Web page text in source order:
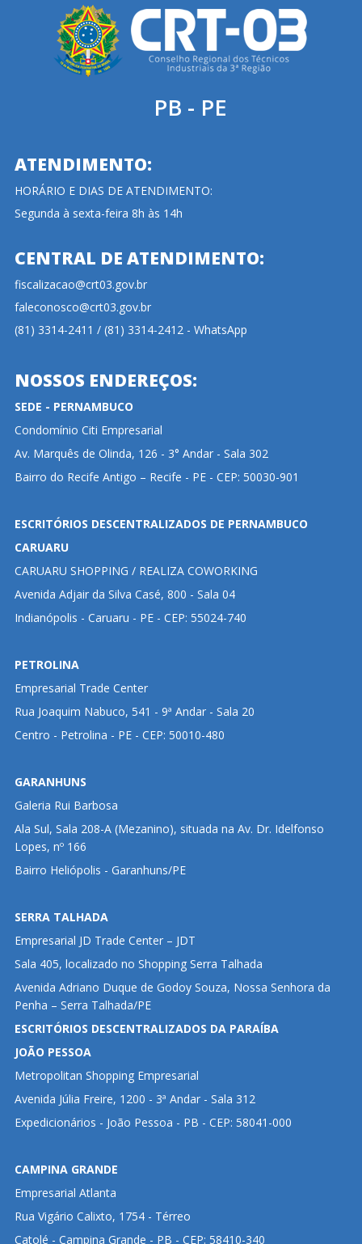
PB - PE
ATENDIMENTO:
HORÁRIO E DIAS DE ATENDIMENTO:
Segunda à sexta-feira 8h às 14h
CENTRAL DE ATENDIMENTO:
fiscalizacao@crt03.gov.br
faleconosco@crt03.gov.br
(81) 3314-2411 / (81) 3314-2412 - WhatsApp
NOSSOS ENDEREÇOS:
SEDE - PERNAMBUCO
Condomínio Citi Empresarial
Av. Marquês de Olinda, 126 - 3° Andar - Sala 302
Bairro do Recife Antigo – Recife - PE - CEP: 50030-901
ESCRITÓRIOS DESCENTRALIZADOS DE PERNAMBUCO
CARUARU
CARUARU SHOPPING / REALIZA COWORKING
Avenida Adjair da Silva Casé, 800 - Sala 04
Indianópolis - Caruaru - PE - CEP: 55024-740
PETROLINA
Empresarial Trade Center
Rua Joaquim Nabuco, 541 - 9ª Andar - Sala 20
Centro - Petrolina - PE - CEP: 50010-480
GARANHUNS
Galeria Rui Barbosa
Ala Sul, Sala 208-A (Mezanino), situada na Av. Dr. Idelfonso
Lopes, nº 166
Bairro Heliópolis - Garanhuns/PE
SERRA TALHADA
Empresarial JD Trade Center – JDT
Sala 405, localizado no Shopping Serra Talhada
Avenida Adriano Duque de Godoy Souza, Nossa Senhora da
Penha – Serra Talhada/PE
ESCRITÓRIOS DESCENTRALIZADOS DA PARAÍBA
JOÃO PESSOA
Metropolitan Shopping Empresarial
Avenida Júlia Freire, 1200 - 3ª Andar - Sala 312
Expedicionários - João Pessoa - PB - CEP: 58041-000
CAMPINA GRANDE
Empresarial Atlanta
Rua Vigário Calixto, 1754 - Térreo
Catolé - Campina Grande - PB - CEP: 58410-340